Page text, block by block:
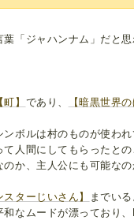
「ジャハンナム」だと
【町】 であり、 【暗黒世界の
ボルは村のものが使われ
て人間にしてもらったとの
か、主人公にも可能なの
スターじいさん】
までい
なムードが漂っており、